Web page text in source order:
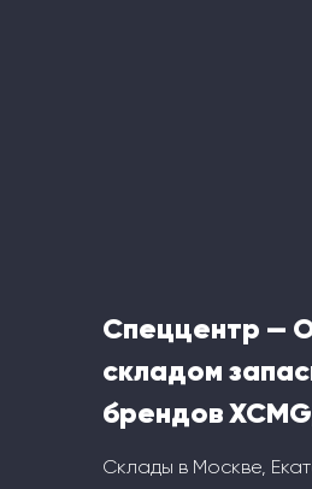
Спеццентр —
складом
брендов
Склады в Москве,